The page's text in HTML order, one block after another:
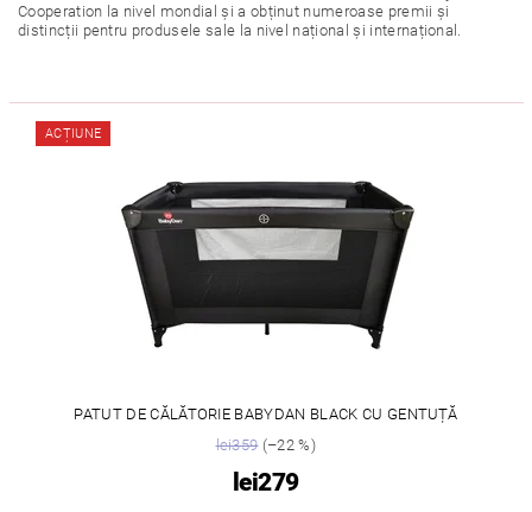
Cooperation la nivel mondial și a obținut numeroase premii și
distincții pentru produsele sale la nivel național și internațional.
ACȚIUNE
PATUT DE CĂLĂTORIE BABYDAN BLACK CU GENTUȚĂ
lei359(–22 %)
lei279